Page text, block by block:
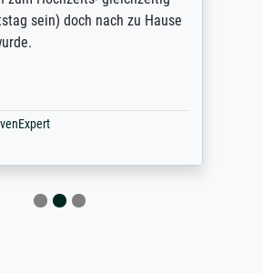
sein) doch nach zu Hause